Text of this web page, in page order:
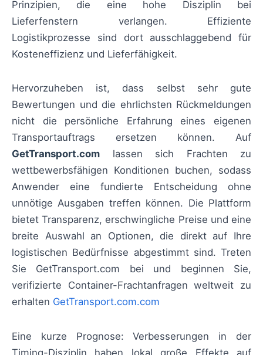
Prinzipien, die eine hohe Disziplin bei
Lieferfenstern verlangen. Effiziente
Logistikprozesse sind dort ausschlaggebend für
Kosteneffizienz und Lieferfähigkeit.
Hervorzuheben ist, dass selbst sehr gute
Bewertungen und die ehrlichsten Rückmeldungen
nicht die persönliche Erfahrung eines eigenen
Transportauftrags ersetzen können. Auf
GetTransport.com lassen sich Frachten zu
wettbewerbsfähigen Konditionen buchen, sodass
Anwender eine fundierte Entscheidung ohne
unnötige Ausgaben treffen können. Die Plattform
bietet Transparenz, erschwingliche Preise und eine
breite Auswahl an Optionen, die direkt auf Ihre
logistischen Bedürfnisse abgestimmt sind. Treten
Sie GetTransport.com bei und beginnen Sie,
verifizierte Container-Frachtanfragen weltweit zu
erhalten GetTransport.com.com
Eine kurze Prognose: Verbesserungen in der
Timing-Disziplin haben lokal große Effekte auf